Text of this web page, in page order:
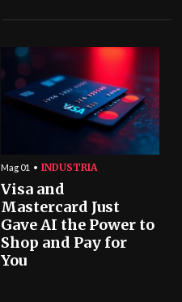
Mag 01 INDUSTRIA
Visa and
Mastercard Just
Gave AI the Power to
Shop and Pay for
You